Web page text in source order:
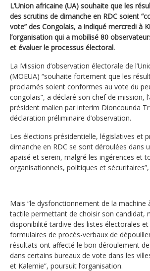
L’Union africaine (UA) souhaite que les
des scrutins de dimanche en RDC soient
vote” des Congolais, a indiqué mercredi à
l’organisation qui a mobilisé 80
et évaluer le processus électoral.
La Mission d’observation électorale de
(MOEUA) “souhaite fortement que les
proclamés soient conformes au vote du
congolais”, a déclaré son chef de mission,
président malien par interim Dioncounda
déclaration préliminaire d’observation.
Les élections présidentielle, législatives et
dimanche en RDC se sont déroulées dans
apaisé et serein, malgré les ingérences et
organisationnels, politiques et sécuritaires”,
Mais “le dysfonctionnement de la machine
tactile permettant de choisir son candidat,
disponibilité tardive des listes électorales et
formulaires de procès-verbaux de
résultats ont affecté le bon déroulement
dans certains bureaux de vote dans les
et Kalemie”, poursuit l’organisation.